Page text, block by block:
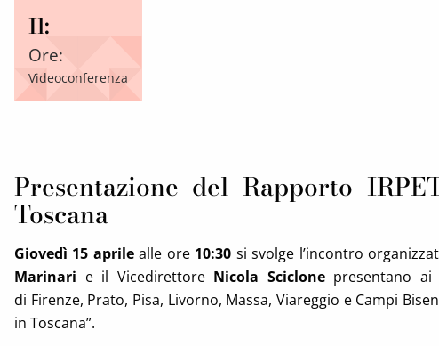
Il:
Ore:
Videoconferenza
Presentazione del Rapporto
Toscana
Giovedì 15 aprilealle ore 10:30 si svolge l’incontro
Marinari e il Vicedirettore Nicola Sciclonepresentano ai
di Firenze, Prato, Pisa, Livorno, Massa, Viareggio e Campi
in Toscana”.